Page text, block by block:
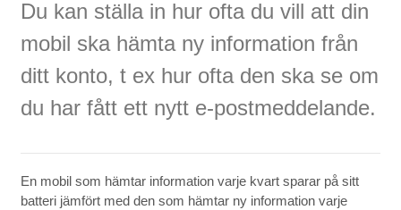
Du kan ställa in hur ofta du vill att din
mobil ska hämta ny information från
ditt konto, t ex hur ofta den ska se om
du har fått ett nytt e-postmeddelande.
En mobil som hämtar information varje kvart sparar på sitt
batteri jämfört med den som hämtar ny information varje